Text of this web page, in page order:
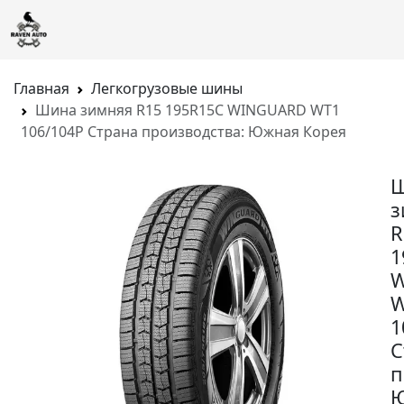
Главная
Легкогрузовые шины
Шина зимняя R15 195R15C WINGUARD WT1
106/104P Страна производства: Южная Корея